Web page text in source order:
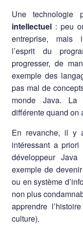
Une technologie
intellectuel : peu
entreprise, mais
l’esprit du
progresser, de
exemple des
pas mal de
monde Java. La
différente quand on
En revanche, il y
intéressant a priori
développeur
exemple de
ou en système
non plus
apprendre
culture).